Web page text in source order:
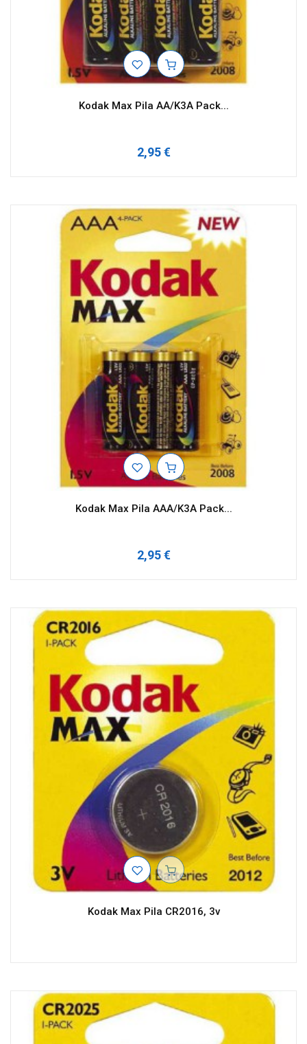
Kodak Max Pila AA/K3A Pack...
2,95 €
Kodak Max Pila AAA/K3A Pack...
2,95 €
Kodak Max Pila CR2016, 3v